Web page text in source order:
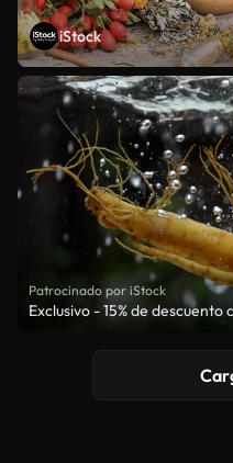
iStock
Patrocinado por iStock
Exclusivo - 15% de